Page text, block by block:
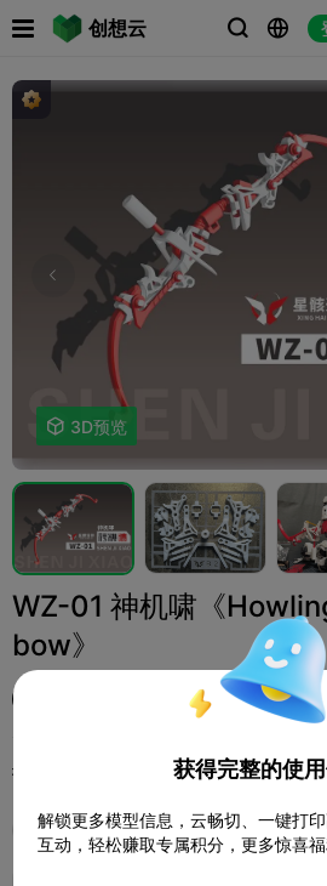
创想云  
 3D预览
WZ-01 神机啸《
bow》
打印配置 (1) 添加
全部 K2 Plus K2 Pro
获得完整的使
解锁更多模型信息，云畅切、一键打
互动，轻松赚取专属积分，更多惊喜